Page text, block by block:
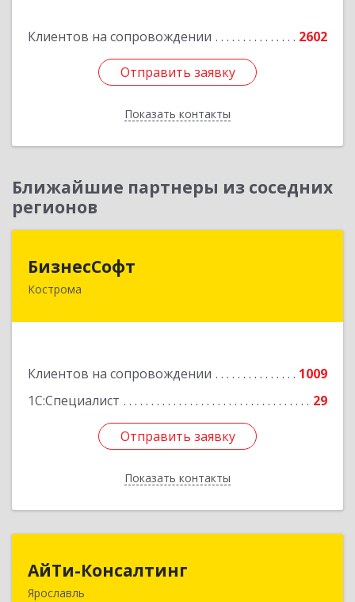
Клиентов на сопровождении 2602
Отправить заявку
Показать контакты
Отправить заявку
Назад
Ближайшие партнеры из соседних
регионов
БизнесСофт
Кострома
Клиентов на сопровождении
1009
1С:Специалист
29
Отправить заявку
Показать контакты
Отправить заявку
Назад
АйТи-Консалтинг
Ярославль
150007, Ярославская обл, Ярославль г, Урочская